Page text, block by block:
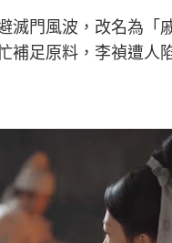
滅門風波，改名為「
補足原料，李禎遭人